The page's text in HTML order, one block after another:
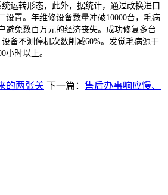
运转形态，此外，据统计，通过改换进口
置。年维修设备数量冲破10000台，毛病
避免数百万元的经济丧失。成功修复多台
备不测停机次数削减60%。发觉毛病源于
小时以上。
的两张关 下一篇： 售后办事响应慢、